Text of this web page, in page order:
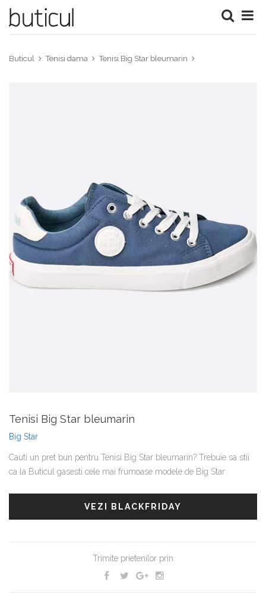
Buticul Tenisi dama Tenisi Big Star bleumarin
Tenisi Big Star bleumarin
Big Star
Cauti un pret bun pentru Tenisi Big Star bleumarin? Trebuie sa stii
ca la Buticul gasesti cele mai frumoase modele de Big Star
VEZI BLACKFRIDAY
Trimite prietenilor prin